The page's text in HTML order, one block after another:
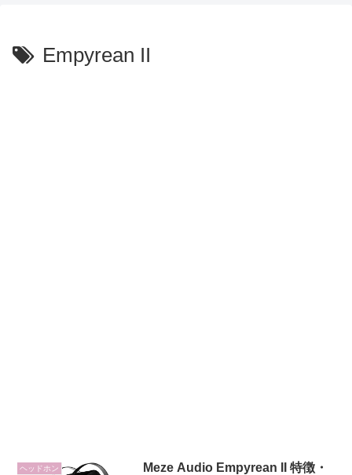
Empyrean II
ヘッドホン
Meze Audio Empyrean II 特徴・